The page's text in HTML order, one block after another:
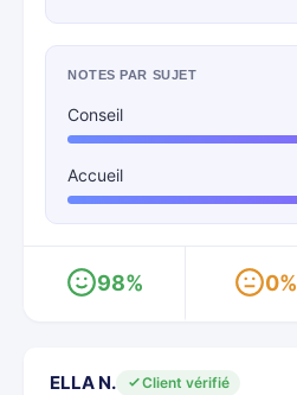
NOTES PAR SUJET
Conseil
Accueil
98% 0%
ELLA N.
Client vérifié